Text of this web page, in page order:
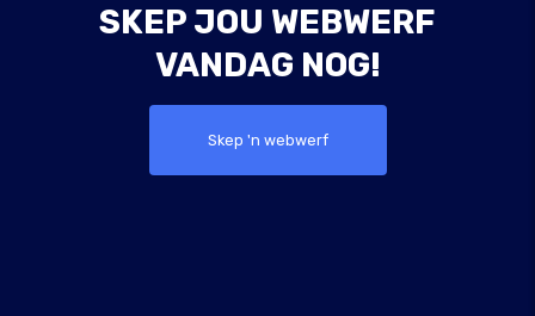
SKEP JOU WEBWERF
VANDAG NOG!
Skep 'n webwerf